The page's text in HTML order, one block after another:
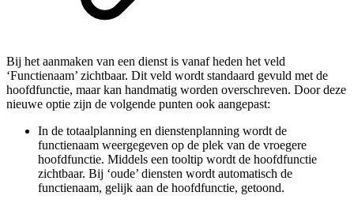
Bij het aanmaken van een dienst is vanaf heden het veld
‘Functienaam’ zichtbaar. Dit veld wordt standaard gevuld met de
hoofdfunctie, maar kan handmatig worden overschreven. Door deze
nieuwe optie zijn de volgende punten ook aangepast:
In de totaalplanning en dienstenplanning wordt de
functienaam weergegeven op de plek van de vroegere
hoofdfunctie. Middels een tooltip wordt de hoofdfunctie
zichtbaar. Bij ‘oude’ diensten wordt automatisch de
functienaam, gelijk aan de hoofdfunctie, getoond.